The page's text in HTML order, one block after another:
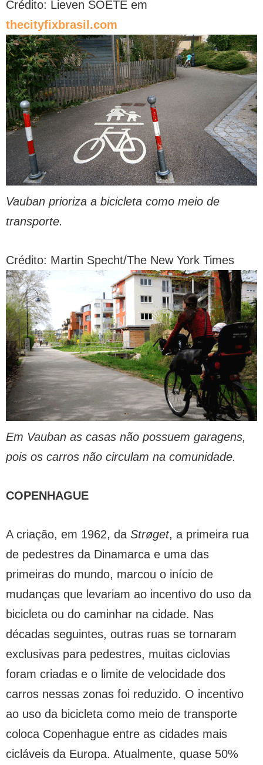
Crédito: Lieven SOETE em
thecityfixbrasil.com
Vauban prioriza a bicicleta como meio de
transporte.
Crédito: Martin Specht/The New York Times
Em Vauban as casas não possuem garagens,
pois os carros não circulam na comunidade.
COPENHAGUE
A criação, em 1962, da Strøget, a primeira rua
de pedestres da Dinamarca e uma das
primeiras do mundo, marcou o início de
mudanças que levariam ao incentivo do uso da
bicicleta ou do caminhar na cidade. Nas
décadas seguintes, outras ruas se tornaram
exclusivas para pedestres, muitas ciclovias
foram criadas e o limite de velocidade dos
carros nessas zonas foi reduzido. O incentivo
ao uso da bicicleta como meio de transporte
coloca Copenhague entre as cidades mais
cicláveis da Europa. Atualmente, quase 50%